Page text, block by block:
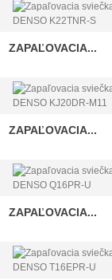
ZAPAĽOVACIA...
ZAPAĽOVACIA...
ZAPAĽOVACIA...